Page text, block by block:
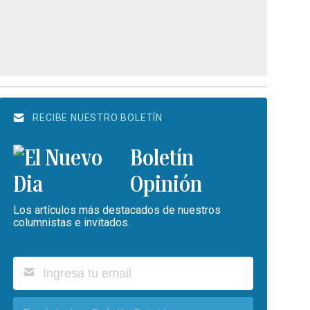
RECIBE NUESTRO BOLETÍN
Boletín
Opinión
Los artículos más destacados de nuestros
columnistas e invitados.